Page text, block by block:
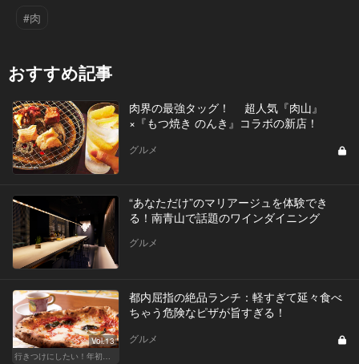
#肉
おすすめ記事
肉界の最強タッグ！ 超人気『肉山』
×『もつ焼き のんき』コラボの新店！
グルメ
“あなただけ”のマリアージュを体験でき
る！南青山で話題のワインダイニング
グルメ
Vol.13
行きつけにしたい！年初めのご褒美ランチ
都内屈指の絶品ランチ：軽すぎて延々食べ
ちゃう危険なピザが旨すぎる！
グルメ